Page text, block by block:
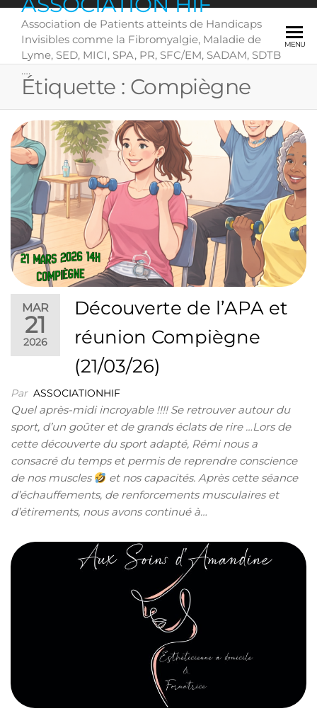
Skip
content
Association de Patients atteints de Handicaps
Invisibles comme la Fibromyalgie, Maladie de
Lyme, SED, MICI, SPA, PR, SFC/EM, SADAM, SDTB
….
MENU
Étiquette : Compiègne
MAR
21
2026
Découverte de l’APA et
réunion Compiègne
(21/03/26)
Par ASSOCIATIONHIF
Quel après-midi incroyable !!!! Se retrouver autour du
sport, d’un goûter et de grands éclats de rire …Lors de
cette découverte du sport adapté, Rémi nous a
consacré du temps et permis de reprendre conscience
de nos muscles
et nos capacités. Après cette séance
d’échauffements, de renforcements musculaires et
d’étirements, nous avons continué à…